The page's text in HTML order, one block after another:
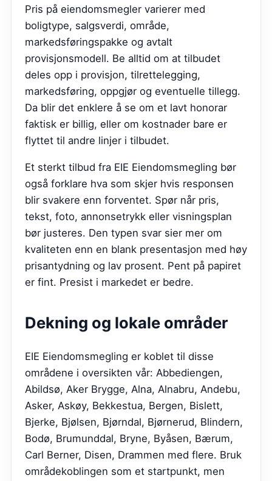
Pris på eiendomsmegler varierer med
boligtype, salgsverdi, område,
markedsføringspakke og avtalt
provisjonsmodell. Be alltid om at tilbudet
deles opp i provisjon, tilrettelegging,
markedsføring, oppgjør og eventuelle tillegg.
Da blir det enklere å se om et lavt honorar
faktisk er billig, eller om kostnader bare er
flyttet til andre linjer i tilbudet.
Et sterkt tilbud fra EIE Eiendomsmegling bør
også forklare hva som skjer hvis responsen
blir svakere enn forventet. Spør når pris,
tekst, foto, annonsetrykk eller visningsplan
bør justeres. Den typen svar sier mer om
kvaliteten enn en blank presentasjon med høy
prisantydning og lav prosent. Pent på papiret
er fint. Presist i markedet er bedre.
Dekning og lokale områder
EIE Eiendomsmegling er koblet til disse
områdene i oversikten vår: Abbediengen,
Abildsø, Aker Brygge, Alna, Alnabru, Andebu,
Asker, Askøy, Bekkestua, Bergen, Bislett,
Bjerke, Bjølsen, Bjørndal, Bjørnerud, Blindern,
Bodø, Brumunddal, Bryne, Byåsen, Bærum,
Carl Berner, Disen, Drammen med flere. Bruk
områdekoblingen som et startpunkt, men